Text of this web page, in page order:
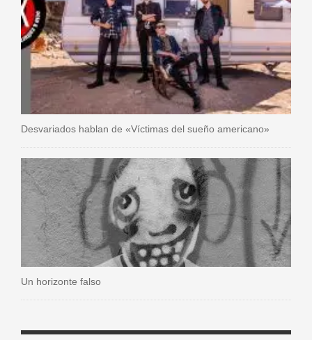
Desvariados hablan de «Víctimas del sueño americano»
Un horizonte falso